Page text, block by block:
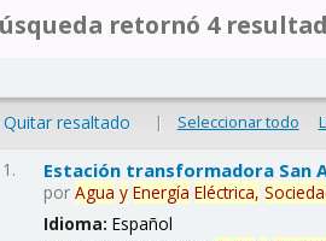
retornó 4
Quitar resaltado | Seleccionar todo
1. Estación transformadora San
porAgua y Energía Eléctrica,
Idioma:Español